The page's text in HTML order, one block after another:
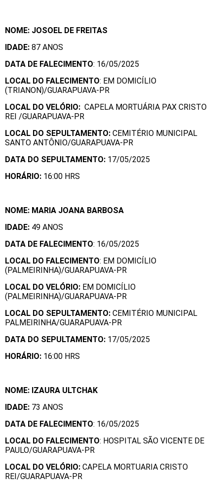
NOME: JOSOEL DE FREITAS
IDADE: 87 ANOS
DATA DE FALECIMENTO: 16/05/2025
LOCAL DO FALECIMENTO: EM DOMICÍLIO
(TRIANON)/GUARAPUAVA-PR
LOCAL DO VELÓRIO: CAPELA MORTUÁRIA PAX CRISTO
REI /GUARAPUAVA-PR
LOCAL DO SEPULTAMENTO: CEMITÉRIO MUNICIPAL
SANTO ANTÔNIO/GUARAPUAVA-PR
DATA DO SEPULTAMENTO: 17/05/2025
HORÁRIO: 16:00 HRS
NOME: MARIA JOANA BARBOSA
IDADE: 49 ANOS
DATA DE FALECIMENTO: 16/05/2025
LOCAL DO FALECIMENTO: EM DOMICÍLIO
(PALMEIRINHA)/GUARAPUAVA-PR
LOCAL DO VELÓRIO: EM DOMICÍLIO
(PALMEIRINHA)/GUARAPUAVA-PR
LOCAL DO SEPULTAMENTO: CEMITÉRIO MUNICIPAL
PALMEIRINHA/GUARAPUAVA-PR
DATA DO SEPULTAMENTO: 17/05/2025
HORÁRIO: 16:00 HRS
NOME: IZAURA ULTCHAK
IDADE: 73 ANOS
DATA DE FALECIMENTO: 16/05/2025
LOCAL DO FALECIMENTO: HOSPITAL SÃO VICENTE DE
PAULO/GUARAPUAVA-PR
LOCAL DO VELÓRIO: CAPELA MORTUARIA CRISTO
REI/GUARAPUAVA-PR